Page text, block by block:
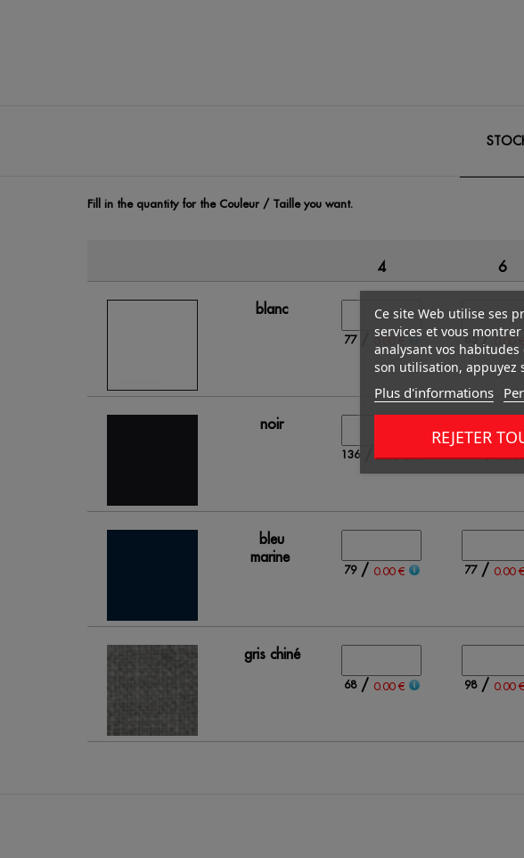
Fill in the quantity for the Couleur / Taille you want.
4 6
blanc
77/ 0.00 € 85 /0.00 €
noir
136 /0.00 € /0.00
bleu
marine
79/ 0.00 € 77/ 0.00 €
gris chiné
68/ 0.00 € 98/ 0.00 €
Ce site Web utilise ses
services et vous
analysant vos
son utilisation, appuyez
Plus d'informations
REJETER